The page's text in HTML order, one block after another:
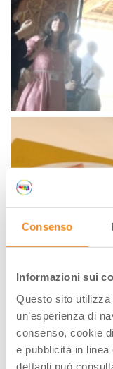
Consenso
Informazioni sui
Questo sito
un’esperienza di
consenso, cookie
e pubblicità in
dettagli può